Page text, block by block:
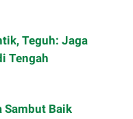
Teguh: Jaga
Tengah
Sambut Baik